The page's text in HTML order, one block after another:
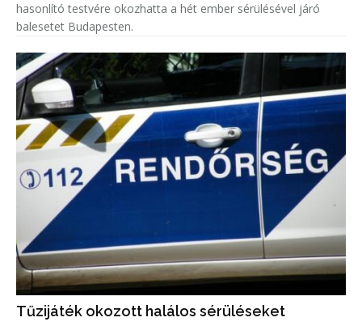
hasonlító testvére okozhatta a hét ember sérülésével járó
balesetet Budapesten.
Tűzijáték okozott halálos sérüléseket